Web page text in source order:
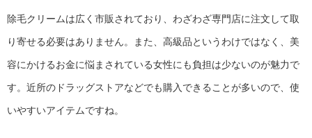
除毛クリームは広く市販されており、わざわざ専門店に注文して取
り寄せる必要はありません。また、高級品というわけではなく、美
容にかけるお金に悩まされている女性にも負担は少ないのが魅力で
す。近所のドラッグストアなどでも購入できることが多いので、使
いやすいアイテムですね。